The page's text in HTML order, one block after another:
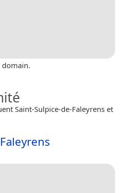
domain.
Saint-Sulpice-de-Faleyrens et